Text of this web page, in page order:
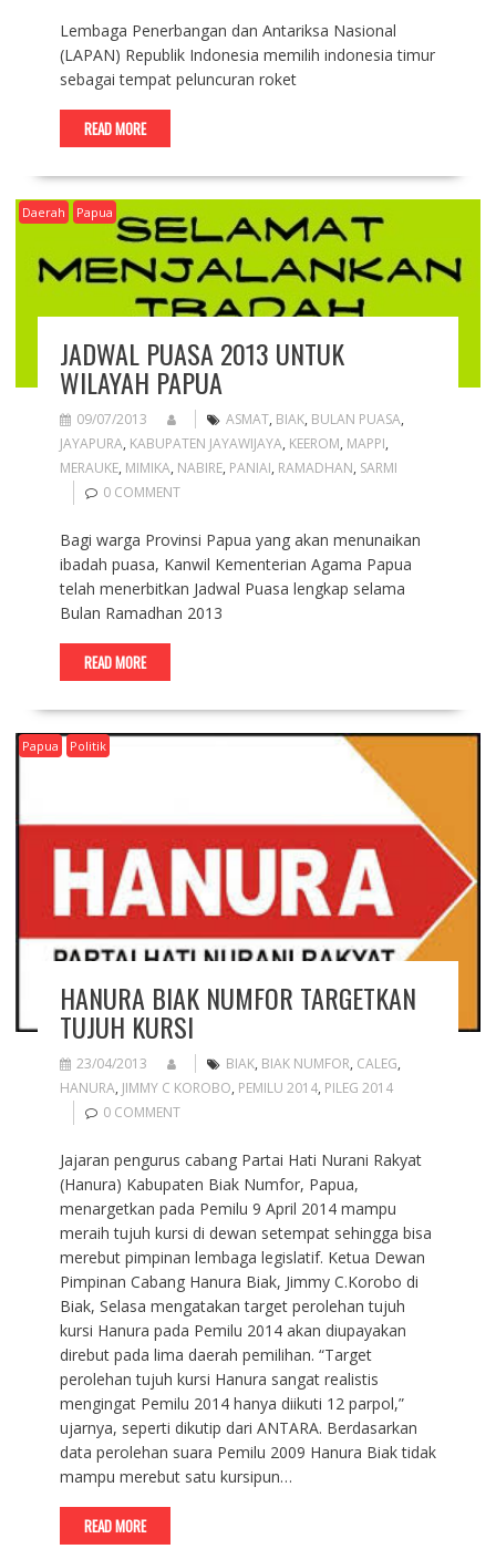
Lembaga Penerbangan dan Antariksa Nasional
(LAPAN) Republik Indonesia memilih indonesia timur
sebagai tempat peluncuran roket
READ MORE
Daerah Papua
JADWAL PUASA 2013 UNTUK
WILAYAH PAPUA
09/07/2013 ASMAT, BIAK, BULAN PUASA,
JAYAPURA, KABUPATEN JAYAWIJAYA, KEEROM, MAPPI,
MERAUKE, MIMIKA, NABIRE, PANIAI, RAMADHAN, SARMI
0 COMMENT
Bagi warga Provinsi Papua yang akan menunaikan
ibadah puasa, Kanwil Kementerian Agama Papua
telah menerbitkan Jadwal Puasa lengkap selama
Bulan Ramadhan 2013
READ MORE
Papua Politik
HANURA BIAK NUMFOR TARGETKAN
TUJUH KURSI
23/04/2013 BIAK, BIAK NUMFOR, CALEG,
HANURA, JIMMY C KOROBO, PEMILU 2014, PILEG 2014
0 COMMENT
Jajaran pengurus cabang Partai Hati Nurani Rakyat
(Hanura) Kabupaten Biak Numfor, Papua,
menargetkan pada Pemilu 9 April 2014 mampu
meraih tujuh kursi di dewan setempat sehingga bisa
merebut pimpinan lembaga legislatif. Ketua Dewan
Pimpinan Cabang Hanura Biak, Jimmy C.Korobo di
Biak, Selasa mengatakan target perolehan tujuh
kursi Hanura pada Pemilu 2014 akan diupayakan
direbut pada lima daerah pemilihan. “Target
perolehan tujuh kursi Hanura sangat realistis
mengingat Pemilu 2014 hanya diikuti 12 parpol,”
ujarnya, seperti dikutip dari ANTARA. Berdasarkan
data perolehan suara Pemilu 2009 Hanura Biak tidak
mampu merebut satu kursipun…
READ MORE